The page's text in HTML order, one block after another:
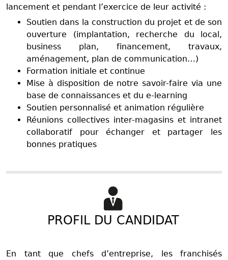
lancement et pendant l’exercice de leur activité :
Soutien dans la construction du projet et de son
ouverture (implantation, recherche du local,
business plan, financement, travaux,
aménagement, plan de communication…)
Formation initiale et continue
Mise à disposition de notre savoir-faire via une
base de connaissances et du e-learning
Soutien personnalisé et animation régulière
Réunions collectives inter-magasins et intranet
collaboratif pour échanger et partager les
bonnes pratiques
PROFIL DU CANDIDAT
En tant que chefs d’entreprise, les franchisés